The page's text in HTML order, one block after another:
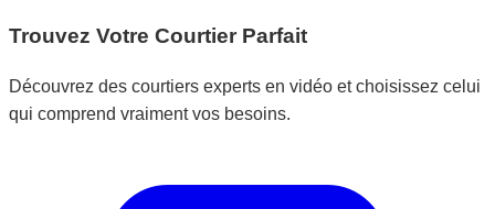
Trouvez Votre Courtier Parfait
Découvrez des courtiers experts en vidéo et choisissez celui
qui comprend vraiment vos besoins.